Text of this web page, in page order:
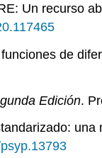
Un recurso
de
Edición.